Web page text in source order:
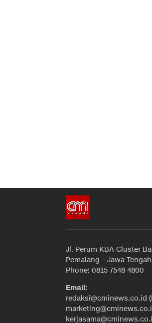
Jl. Perum KBA Cluster
Pemalang – Jawa Tengah
Phone: 0815 7548 4800
Email:
redaksi@cminews.co.id